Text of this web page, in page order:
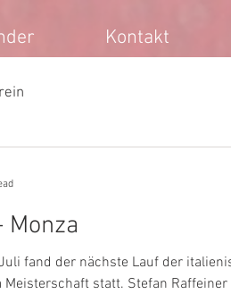
Kontakt
Monza
fand der nächste Lauf der
Meisterschaft statt. Stefan Raffeiner